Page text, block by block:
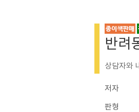
반려
상담자와
저자
판형